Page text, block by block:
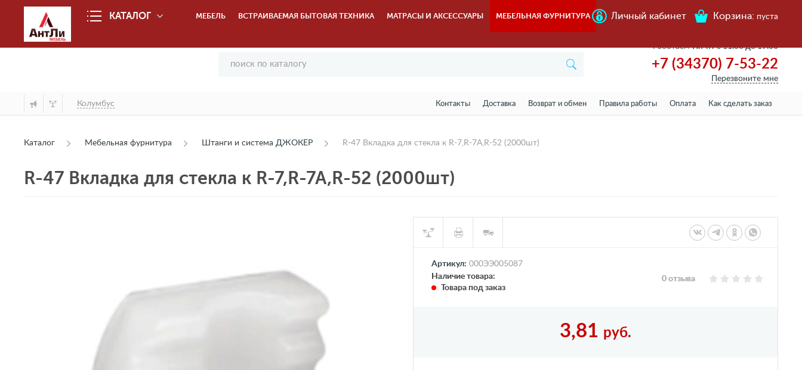
КАТАЛОГ МЕБЕЛЬ ВСТРАИВАЕМАЯ БЫТОВАЯ ТЕХНИКА МАТРАСЫ И АКСЕССУАРЫ МЕБЕЛЬНАЯ ФУРНИТУРА Личный кабинет Корзина: пуста
РаботаемПн-пт с 11.00 до 19.00
+7 (34370) 7-53-22
Перезвоните мне
Колумбус Контакты Доставка Возврат и обмен Правила работы Оплата Как сделать заказ
Каталог Мебельная фурнитура Штанги и система ДЖОКЕР R-47 Вкладка для стекла к R-7,R-7A,R-52 (2000шт)
R-47 Вкладка для стекла к R-7,R-7A,R-52 (2000шт)
Артикул: 000ЭЭ005087
Наличие товара:
Товара под заказ
0 отзыва
3,81 руб.